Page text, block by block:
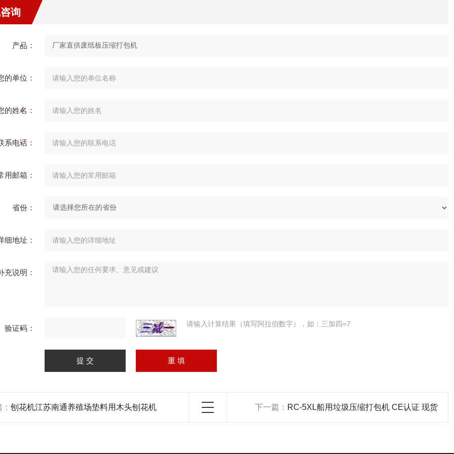
询
产品：
的单位：
的姓名：
系电话：
用邮箱：
省份：
细地址：
充说明：
验证码： 请输入计算结果（填写阿拉伯数字），如：三加四=7
刨花机江苏南通养殖场垫料用木头刨花机 下一篇： RC-5XL船用垃圾压缩打包机 CE认证 现货